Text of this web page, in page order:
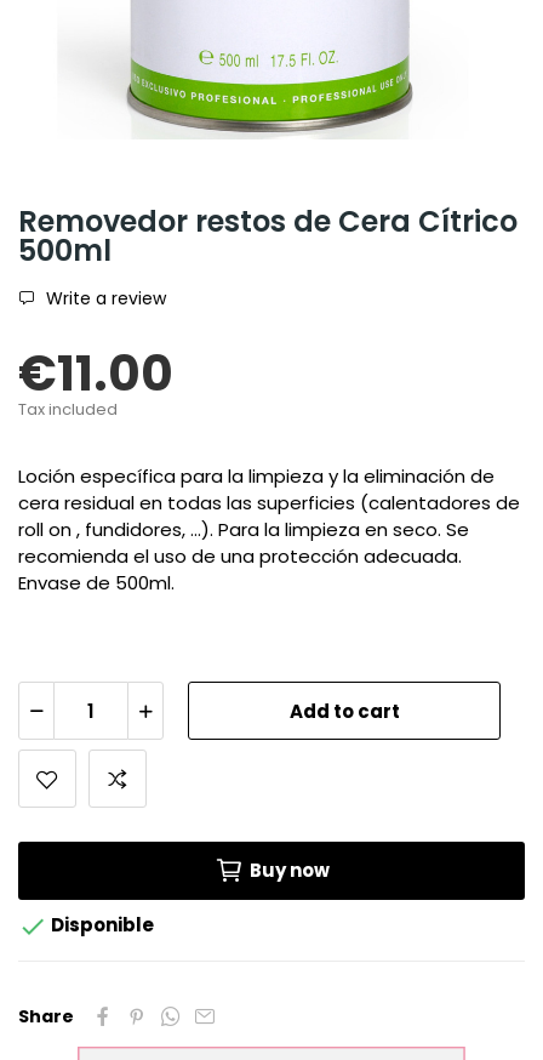
Removedor restos de Cera Cítrico
500ml
Write a review
€11.00
Tax included
Loción específica para la limpieza y la eliminación de
cera residual en todas las superficies (calentadores de
roll on , fundidores, ...). Para la limpieza en seco. Se
recomienda el uso de una protección adecuada.
Envase de 500ml.
Add to cart
Buy now
 Disponible
Share